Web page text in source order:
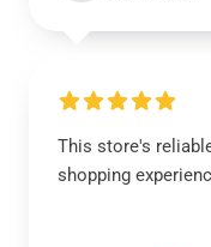
This store's
shopping